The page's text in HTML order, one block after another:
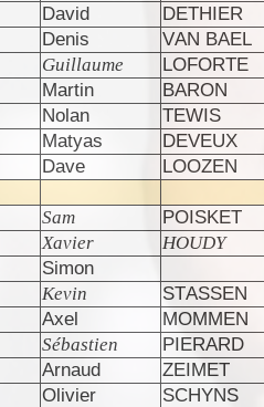
David DETHIER
Denis VAN BAEL
Guillaume LOFORTE
Martin BARON
Nolan TEWIS
Matyas DEVEUX
Dave LOOZEN
Sam POISKET
Xavier HOUDY
Simon
Kevin STASSEN
Axel MOMMEN
Sébastien PIERARD
Arnaud ZEIMET
Olivier SCHYNS